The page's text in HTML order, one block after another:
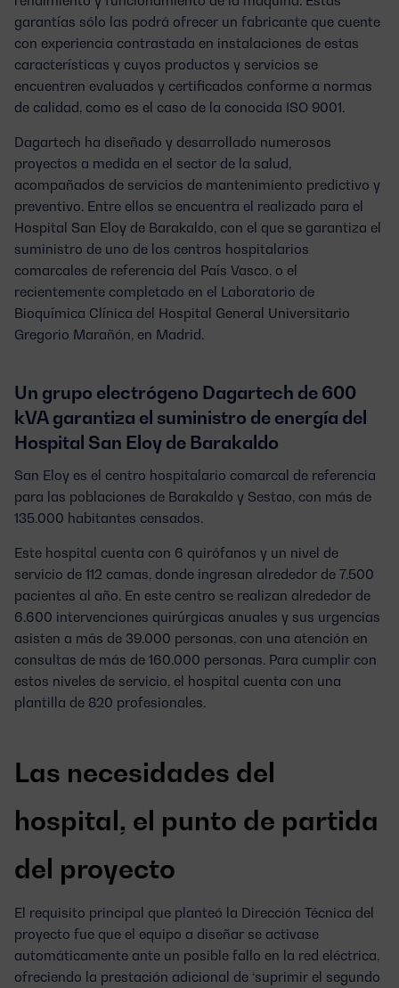
garantías sólo las podrá ofrecer un fabricante que cuente
con experiencia contrastada en instalaciones de estas
características y cuyos productos y servicios se
encuentren evaluados y certificados conforme a normas
de calidad, como es el caso de la conocida ISO 9001.
Dagartech ha diseñado y desarrollado numerosos
proyectos a medida en el sector de la salud,
acompañados de servicios de mantenimiento predictivo y
preventivo. Entre ellos se encuentra el realizado para el
Hospital San Eloy de Barakaldo, con el que se garantiza el
suministro de uno de los centros hospitalarios
comarcales de referencia del País Vasco, o el
recientemente completado en el Laboratorio de
Bioquímica Clínica del Hospital General Universitario
Gregorio Marañón, en Madrid.
Un grupo electrógeno Dagartech de 600
kVA garantiza el suministro de energía del
Hospital San Eloy de Barakaldo
San Eloy es el centro hospitalario comarcal de referencia
para las poblaciones de Barakaldo y Sestao, con más de
135.000 habitantes censados.
Este hospital cuenta con 6 quirófanos y un nivel de
servicio de 112 camas, donde ingresan alrededor de 7.500
pacientes al año. En este centro se realizan alrededor de
6.600 intervenciones quirúrgicas anuales y sus urgencias
asisten a más de 39.000 personas, con una atención en
consultas de más de 160.000 personas. Para cumplir con
estos niveles de servicio, el hospital cuenta con una
plantilla de 820 profesionales.
Las necesidades del
hospital, el punto de partida
del proyecto
El requisito principal que planteó la Dirección Técnica del
proyecto fue que el equipo a diseñar se activase
automáticamente ante un posible fallo en la red eléctrica,
ofreciendo la prestación adicional de ‘suprimir el segundo